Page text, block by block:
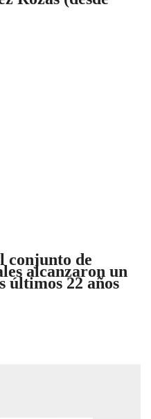
conjunto de
alcanzaron un
últimos 22 años